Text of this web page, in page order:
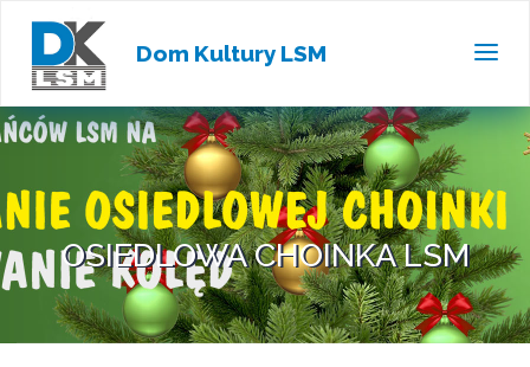
Dom Kultury LSM
OSIEDLOWA CHOINKA LSM